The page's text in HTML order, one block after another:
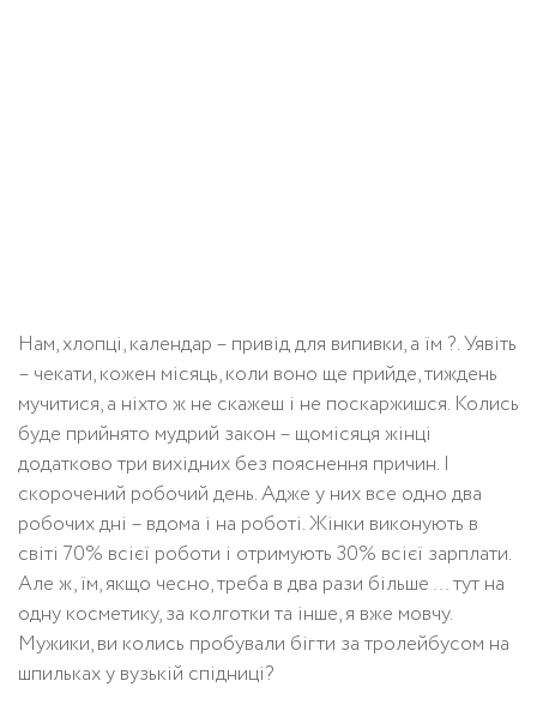
Нам, хлопці, календар – привід для випивки, а їм ?. Уявіть
– чекати, кожен місяць, коли воно ще прийде, тиждень
мучитися, а ніхто ж не скажеш і не поскаржишся. Колись
буде прийнято мудрий закон – щомісяця жінці
додатково три вихідних без пояснення причин. І
скорочений робочий день. Адже у них все одно два
робочих дні – вдома і на роботі. Жінки виконують в
світі 70% всієї роботи і отримують 30% всієї зарплати.
Але ж, їм, якщо чесно, треба в два рази більше … тут на
одну косметику, за колготки та інше, я вже мовчу.
Мужики, ви колись пробували бігти за тролейбусом на
шпильках у вузькій спідниці?